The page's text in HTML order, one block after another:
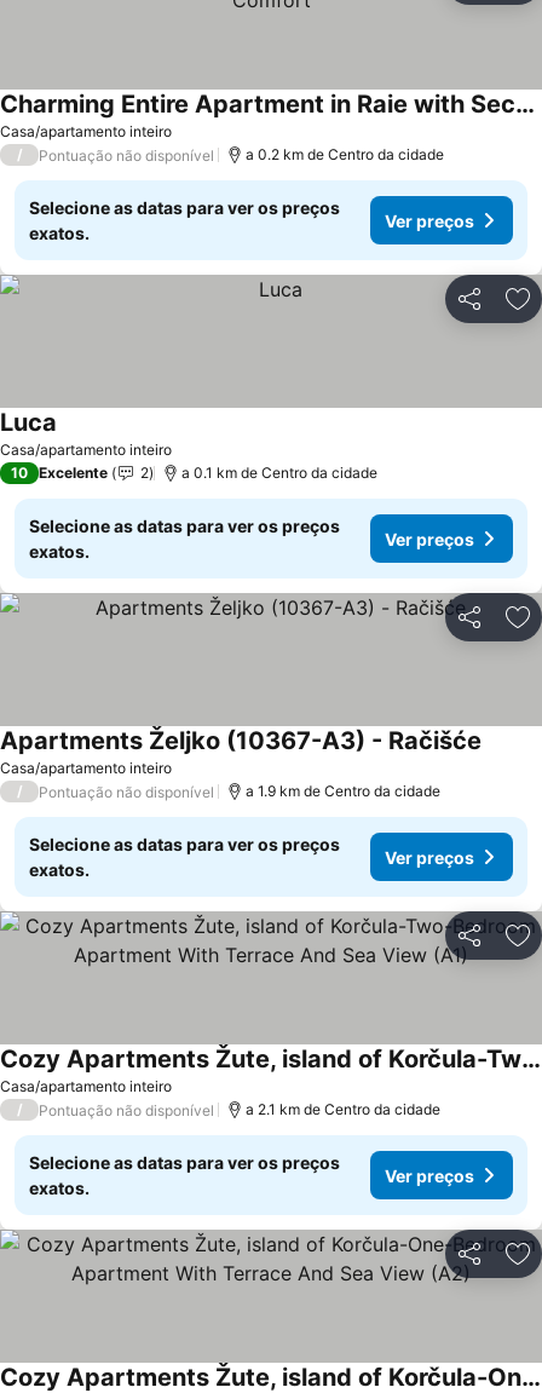
Casa/apartamento inteiro
Charming Entire Apartment in Raie with Security and Comfort
/ Pontuação não disponível a 0.2 km de Centro da cidade
Selecione as datas para ver os preços
exatos.
Ver preços
Partilhar
Casa/apartamento inteiro
Luca
10 Excelente 2 a 0.1 km de Centro da cidade
Selecione as datas para ver os preços
exatos.
Ver preços
Partilhar
Casa/apartamento inteiro
Apartments Željko (10367-A3) - Račišće
/ Pontuação não disponível a 1.9 km de Centro da cidade
Selecione as datas para ver os preços
exatos.
Ver preços
Partilhar
Casa/apartamento inteiro
Cozy Apartments Žute, island of Korčula-Two-Bedroom Apartment With Terrace And Sea View (A1)
/ Pontuação não disponível a 2.1 km de Centro da cidade
Selecione as datas para ver os preços
exatos.
Ver preços
Partilhar
Cozy Apartments Žute, island of Korčula-One-Bedroom Apartment With Terrace And Sea View (A2)